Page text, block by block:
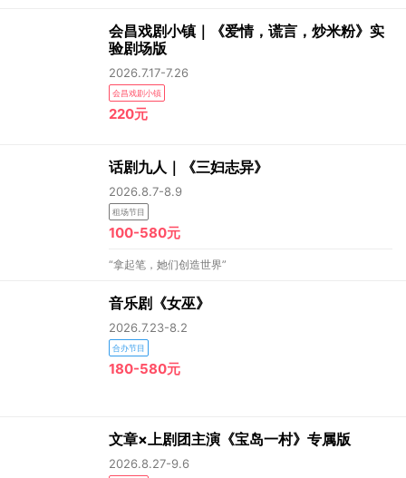
会昌戏剧小镇｜《爱情，谎言，炒米粉》实
验剧场版
2026.7.17-7.26
会昌戏剧小镇
220元
话剧九人｜《三妇志异》
2026.8.7-8.9
租场节目
100-580元
“拿起笔，她们创造世界”
音乐剧《女巫》
2026.7.23-8.2
合办节目
180-580元
文章×上剧团主演《宝岛一村》专属版
2026.8.27-9.6